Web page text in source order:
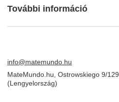
További információ
info@matemundo.hu
MateMundo.hu Ostrowskiego 9/129
(Lengyelország)